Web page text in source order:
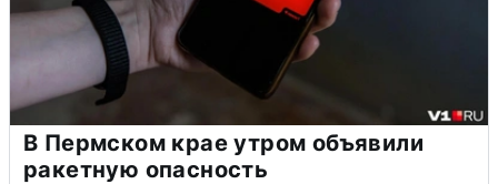
В Пермском крае утром объявили
ракетную опасность